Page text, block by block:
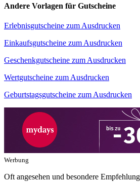
Andere Vorlagen für Gutscheine
Erlebnisgutscheine zum Ausdrucken
Einkaufsgutscheine zum Ausdrucken
Geschenkgutscheine zum Ausdrucken
Wertgutscheine zum Ausdrucken
Geburtstagsgutscheine zum Ausdrucken
Werbung
Oft angesehen und besondere